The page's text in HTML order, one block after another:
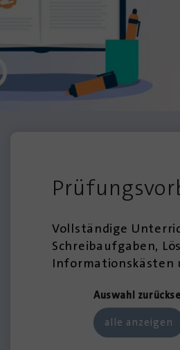
Vollständige
Schreibaufgaben,
Informationskästen
Auswahl